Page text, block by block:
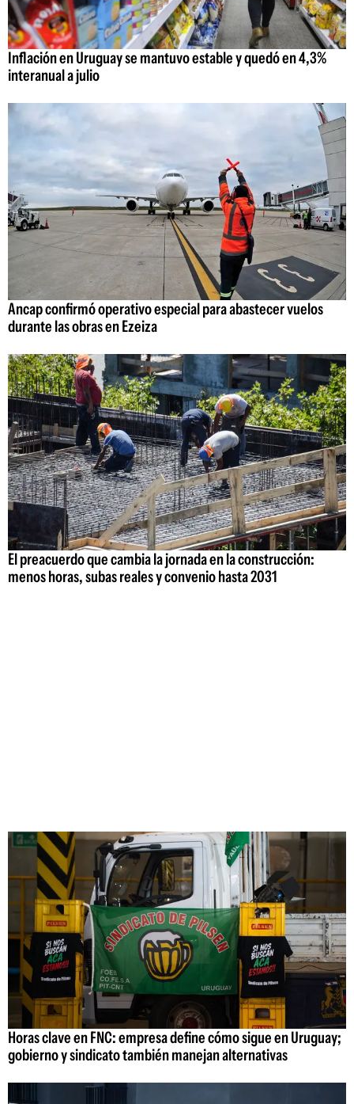
Inflación en Uruguay se mantuvo estable y quedó en 4,3%
interanual a julio
Ancap confirmó operativo especial para abastecer vuelos
durante las obras en Ezeiza
El preacuerdo que cambia la jornada en la construcción:
menos horas, subas reales y convenio hasta 2031
Horas clave en FNC: empresa define cómo sigue en Uruguay;
gobierno y sindicato también manejan alternativas